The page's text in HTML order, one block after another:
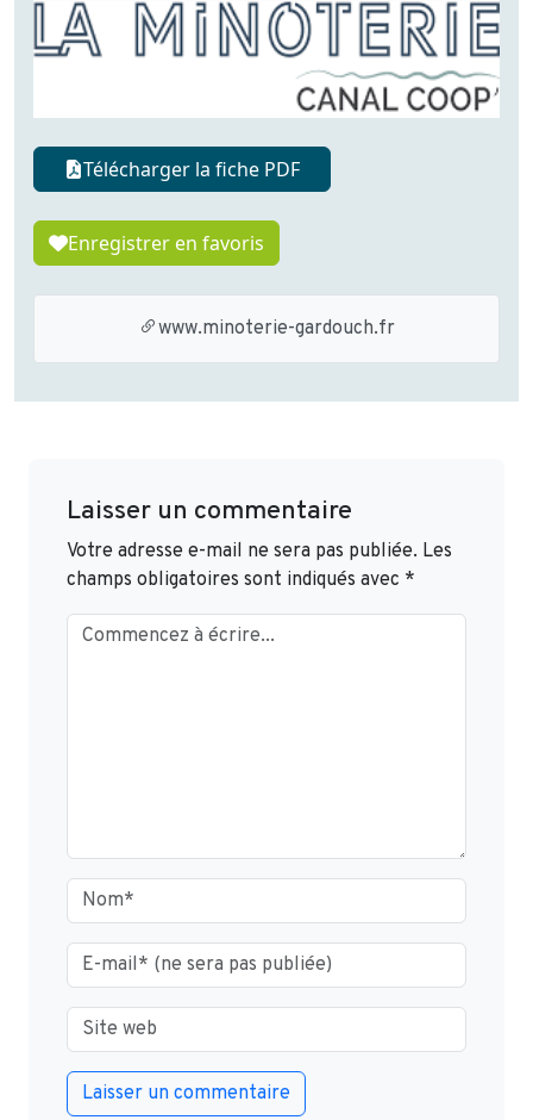
Télécharger la fiche PDF
Enregistrer en favoris
www.minoterie-gardouch.fr
Laisser un commentaire
Votre adresse e-mail ne sera pas publiée. Les
champs obligatoires sont indiqués avec *